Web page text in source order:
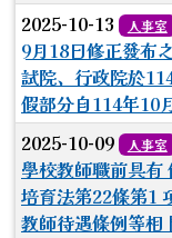
2025-10-13 人事室
9月18日修正發布
試院、行政院於
假部分自114年10
2025-10-09 人事室
學校教師職前具有
培育法第22條第1
教師待遇條例等相